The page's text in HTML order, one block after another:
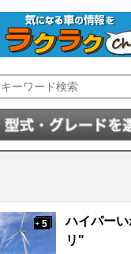
+ 5
ハイパー
リ"